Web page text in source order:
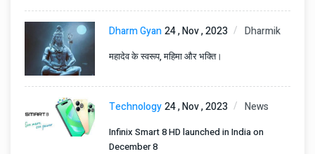
Dharm Gyan24 , Nov , 2023 Dharmik
महादेव के स्वरूप, महिमा और भक्ति।
Technology24 , Nov , 2023 News
Infinix Smart 8 HD launched in India on
December 8